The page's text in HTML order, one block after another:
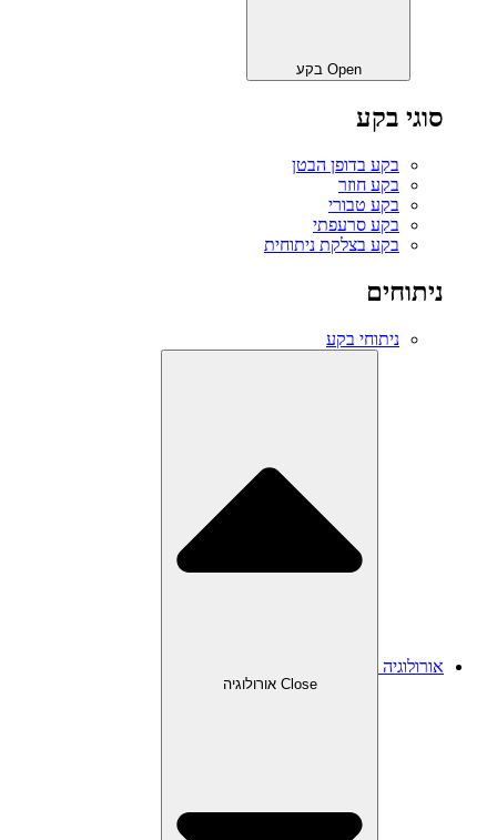
Open בקע
סוגי בקע
בקע בדופן הבטן
בקע חוזר
בקע טבורי
בקע סרעפתי
בקע בצלקת ניתוחית
ניתוחים
ניתוחי בקע
אורולוגיה
Close אורולוגיה